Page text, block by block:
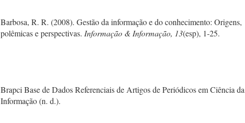
Barbosa, R. R. (2008). Gestão da informação e do conhecimento: Origens,
polêmicas e perspectivas.Informação & Informação, 13(esp), 1-25.
Brapci Base de Dados Referenciais de Artigos de Periódicos em Ciência da
Informação (n. d.).